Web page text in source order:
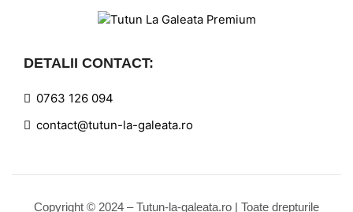
DETALII CONTACT:
0763 126 094
contact@tutun-la-galeata.ro
Copyright © 2024 – Tutun-la-galeata.ro | Toate drepturile